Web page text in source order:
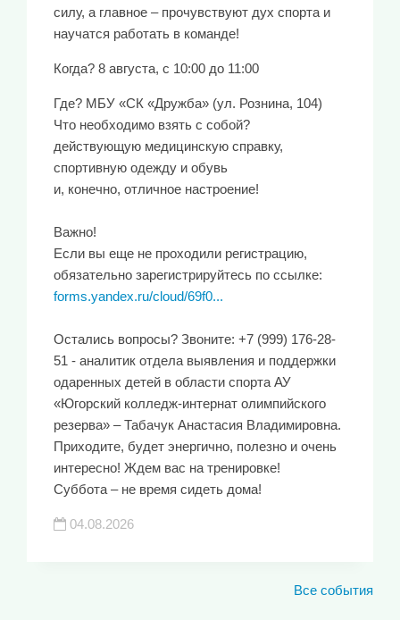
силу, а главное – прочувствуют дух спорта и
научатся работать в команде!
Когда? 8 августа, с 10:00 до 11:00
Где? МБУ «СК «Дружба» (ул. Рознина, 104)
Что необходимо взять с собой?
действующую медицинскую справку,
спортивную одежду и обувь
и, конечно, отличное настроение!
Важно!
Если вы еще не проходили регистрацию,
обязательно зарегистрируйтесь по ссылке:
forms.yandex.ru/cloud/69f0...
Остались вопросы? Звоните: +7 (999) 176-28-
51 - аналитик отдела выявления и поддержки
одаренных детей в области спорта АУ
«Югорский колледж-интернат олимпийского
резерва» – Табачук Анастасия Владимировна.
Приходите, будет энергично, полезно и очень
интересно! Ждем вас на тренировке!
Суббота – не время сидеть дома!
04.08.2026
Все события